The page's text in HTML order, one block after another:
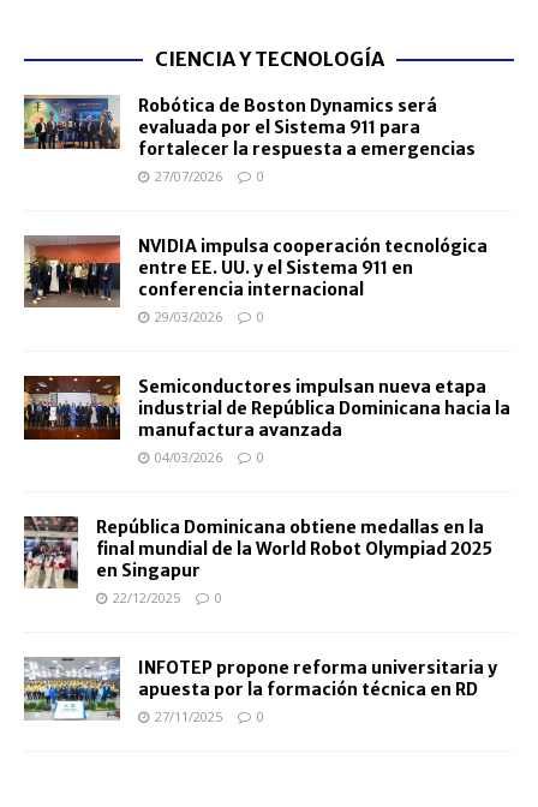
CIENCIA Y TECNOLOGÍA
Robótica de Boston Dynamics será
evaluada por el Sistema 911 para
fortalecer la respuesta a emergencias
27/07/2026 0
NVIDIA impulsa cooperación tecnológica
entre EE. UU. y el Sistema 911 en
conferencia internacional
29/03/2026 0
Semiconductores impulsan nueva etapa
industrial de República Dominicana hacia la
manufactura avanzada
04/03/2026 0
República Dominicana obtiene medallas en la
final mundial de la World Robot Olympiad 2025
en Singapur
22/12/2025 0
INFOTEP propone reforma universitaria y
apuesta por la formación técnica en RD
27/11/2025 0